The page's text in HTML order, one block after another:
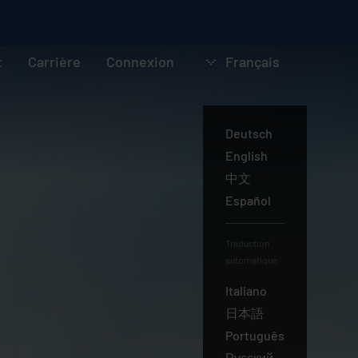
Carrière Connexion Français
Deutsch
English
中文
Español
Traduction
automatique:
Français
Italiano
日本語
Português